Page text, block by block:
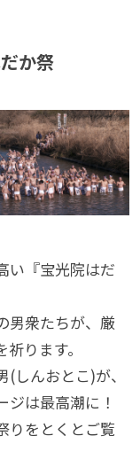
か祭
い『宝光院はだ
男衆たちが、厳
ります。
しんおとこ)が、
は最高潮に！
りをとくとご覧